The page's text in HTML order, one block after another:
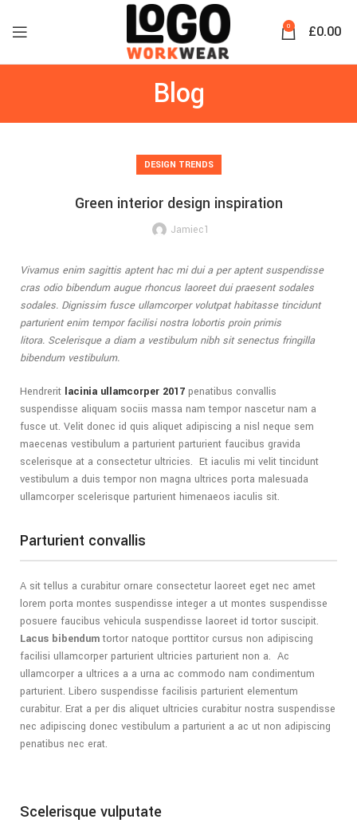
0 £0.00
Blog
DESIGN TRENDS
Green interior design inspiration
Jamiec1
Vivamus enim sagittis aptent hac mi dui a per aptent suspendisse
cras odio bibendum augue rhoncus laoreet dui praesent sodales
sodales. Dignissim fusce ullamcorper volutpat habitasse tincidunt
parturient enim tempor facilisi nostra lobortis proin primis
litora. Scelerisque a diam a vestibulum nibh sit senectus fringilla
bibendum vestibulum.
Hendrerit lacinia ullamcorper 2017 penatibus convallis
suspendisse aliquam sociis massa nam tempor nascetur nam a
fusce ut. Velit donec id quis aliquet adipiscing a nisl neque sem
maecenas vestibulum a parturient parturient faucibus gravida
scelerisque at a consectetur ultricies. Et iaculis mi velit tincidunt
vestibulum a duis tempor non magna ultrices porta malesuada
ullamcorper scelerisque parturient himenaeos iaculis sit.
Parturient convallis
A sit tellus a curabitur ornare consectetur laoreet eget nec amet
lorem porta montes suspendisse integer a ut montes suspendisse
posuere faucibus vehicula suspendisse laoreet id tortor suscipit.
Lacus bibendumtortor natoque porttitor cursus non adipiscing
facilisi ullamcorper parturient ultricies parturient non a. Ac
ullamcorper a ultrices a a urna ac commodo nam condimentum
parturient. Libero suspendisse facilisis parturient elementum
curabitur. Erat a per dis aliquet ultricies curabitur nostra suspendisse
nec adipiscing donec vestibulum a parturient a ac ut non adipiscing
penatibus nec erat.
Scelerisque vulputate